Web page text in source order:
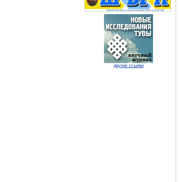
другие ссылки